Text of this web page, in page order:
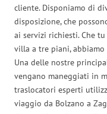
cliente. Disponiamo di
disposizione, che
ai servizi richiesti. Che
villa a tre piani,
Una delle nostre
vengano maneggiati in
traslocatori esperti
viaggio da Bolzano a